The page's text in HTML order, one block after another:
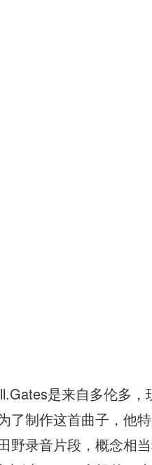
是来自多伦多
了制作这首曲子，他
野录音片段，概念相